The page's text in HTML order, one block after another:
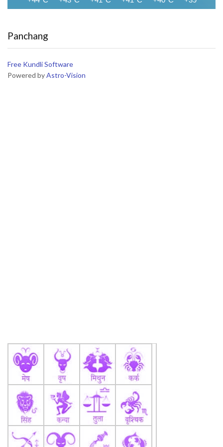
Panchang
Free Kundli Software
Powered byAstro-Vision